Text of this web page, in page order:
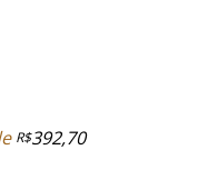
R$392,70